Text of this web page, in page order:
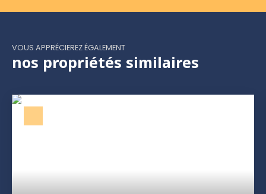
VOUS APPRÉCIEREZ ÉGALEMENT
nos propriétés similaires